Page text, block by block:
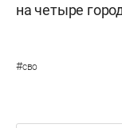
на четыре
#сво